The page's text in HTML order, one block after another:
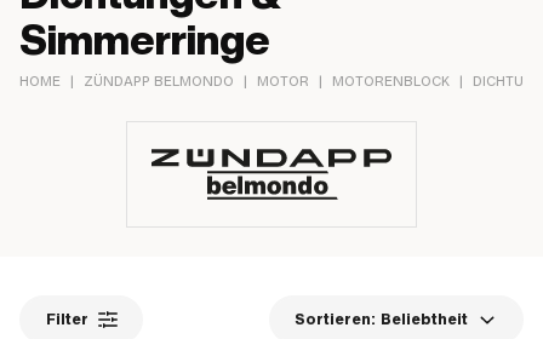
Simmerringe
HOME | ZÜNDAPP BELMONDO | MOTOR | MOTORENBLOCK |
Filter Sortieren: Beliebtheit